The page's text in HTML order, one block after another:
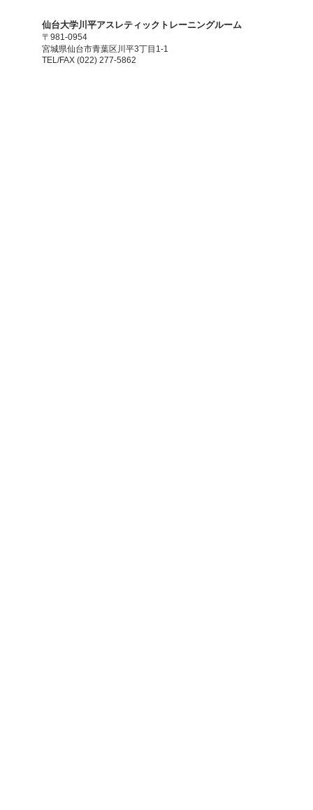
​仙台大学川平アスレティックトレーニングルーム
〒981-0954
宮城県仙台市青葉区川平3丁目1-1
TEL/FAX (022) 277-5862